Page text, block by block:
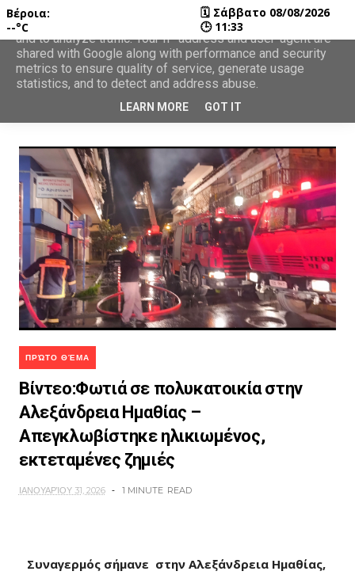
ΠΡΏΤΟ ΘΈΜΑ
Βίντεο:Φωτιά σε πολυκατοικία στην
Αλεξάνδρεια Ημαθίας –
Απεγκλωβίστηκε ηλικιωμένος,
εκτεταμένες ζημιές
ΙΑΝΟΥΑΡΊΟΥ 31, 2026 1 MINUTE READ
Συναγερμός σήμανε στην Αλεξάνδρεια Ημαθίας,
Βέροια:
--°C
🗓 Σάββατο 08/08/2026
🕒 11:33
This site uses cookies from Google to deliver its services
and to analyze traffic. Your IP address and user-agent are
shared with Google along with performance and security
metrics to ensure quality of service, generate usage
statistics, and to detect and address abuse.
LEARN MORE GOT IT